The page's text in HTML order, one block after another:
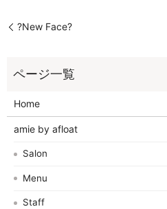
?New Face?
Home
amie by afloat
Salon
Menu
Staff